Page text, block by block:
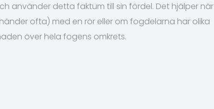
använder detta faktum till sin fördel. Det hjälper när
ofta) med en rör eller om fogdelarna har olika
över hela fogens omkrets.